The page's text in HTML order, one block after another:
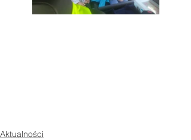
Aktualności